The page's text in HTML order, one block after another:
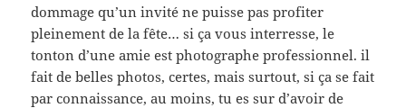
dommage qu’un invité ne puisse pas profiter
pleinement de la fête… si ça vous interresse, le
tonton d’une amie est photographe professionnel. il
fait de belles photos, certes, mais surtout, si ça se fait
par connaissance, au moins, tu es sur d’avoir de